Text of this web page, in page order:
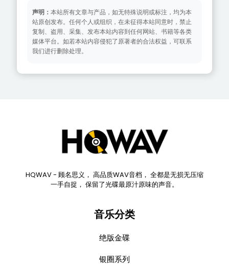
声明： 本站所有文章与产品，如无特殊说明或标注，均为本
站原创发布。任何个人或组织，在未征得本站同意时，禁止
复制、盗用、采集、发布本站内容到任何网站、书籍等各类
媒体平台。如若本站内容侵犯了原著者的合法权益，可联系
我们进行删除处理。
HQWAV - 顾名思义， 高品质WAV音档， 全都是无损无压缩
一手自捉， 保留了光碟最原汁原味的声音。
音乐分类
绝版金碟
银圈系列